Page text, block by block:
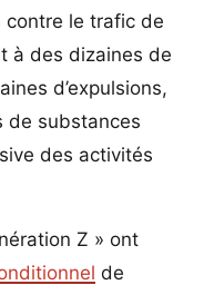
contre le trafic de
à des dizaines de
d’expulsions,
de substances
des activités
Z » ont
de